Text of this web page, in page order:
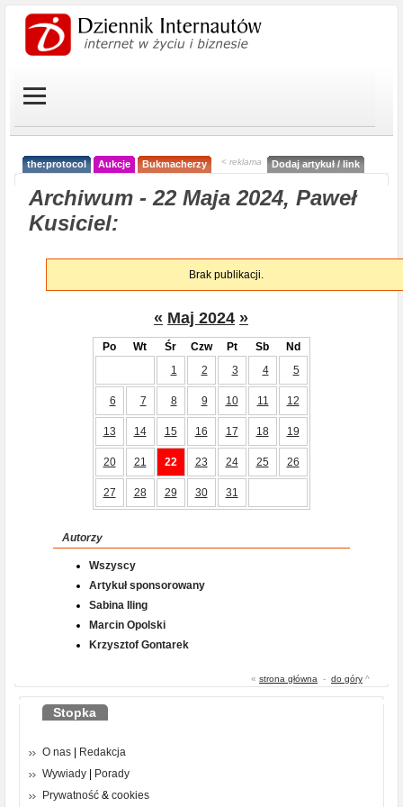
the:protocol Aukcje Bukmacherzy < reklama Dodaj artykuł / link
Archiwum - 22 Maja 2024, Paweł
Kusiciel:
Brak publikacji.
« Maj 2024 »
Po Wt Śr Czw Pt Sb
Nd
1
2 3 4 5
6 7 8 9 10 11 12
13 14 15 16 17 18 19
20 21 22 23 24 25 26
27 28 29 30 31
Autorzy
Wszyscy
Artykuł sponsorowany
Sabina Iling
Marcin Opolski
Krzysztof Gontarek
« strona główna - do góry ^
Stopka
O nas
Redakcja
Wywiady
Porady
Prywatność & cookies